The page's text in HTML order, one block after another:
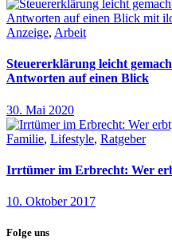
Anzeige, Arbeit
Steuererklärung leicht
Antworten auf einen Blick
30. Mai 2020
Familie, Lifestyle, Ratgeber
Irrtümer im Erbrecht: Wer
10. Oktober 2017
Folge uns